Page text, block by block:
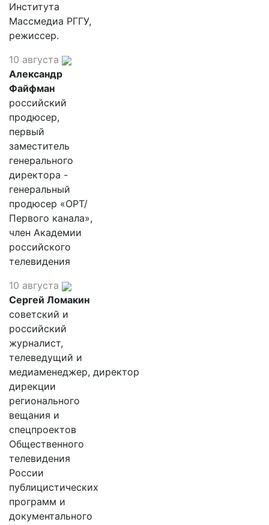
Института
Массмедиа РГГУ,
режиссер.
10 августа
Александр
Файфман
российский
продюсер,
первый
заместитель
генерального
директора -
генеральный
продюсер «ОРТ/
Первого канала»,
член Академии
российского
телевидения
10 августа
Сергей Ломакин
советский и
российский
журналист,
телеведущий и
медиаменеджер, директор
дирекции
регионального
вещания и
спецпроектов
Общественного
телевидения
России
публицистических
программ и
документального